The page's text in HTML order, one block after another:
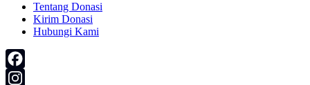
Tentang Donasi
Kirim Donasi
Hubungi Kami
Facebook